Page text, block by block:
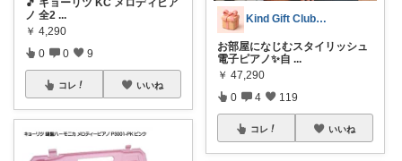
ノ 全2 ...
￥ 4,290
0 0 9
コレ いいね
Kind Gift Club🎁経由購入
お部屋になじむスタイリッシュ
電子ピアノ✨自 ...
￥ 47,290
0 4 119
コレ いいね